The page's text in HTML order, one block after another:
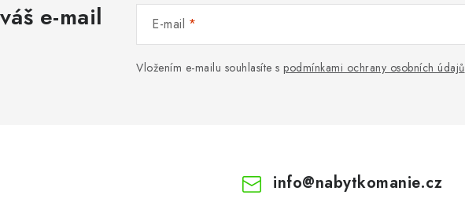
e-mail E-mail
Vložením e-mailu souhlasíte s podmínkami ochrany osobních údajů
info@nabytkomanie.cz